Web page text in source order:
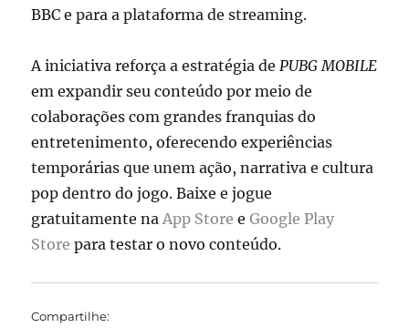
BBC e para a plataforma de streaming.
A iniciativa reforça a estratégia dePUBG MOBILE
em expandir seu conteúdo por meio de
colaborações com grandes franquias do
entretenimento, oferecendo experiências
temporárias que unem ação, narrativa e cultura
pop dentro do jogo. Baixe e jogue
gratuitamente naApp Store eGoogle Play
Store para testar o novo conteúdo.
Compartilhe: